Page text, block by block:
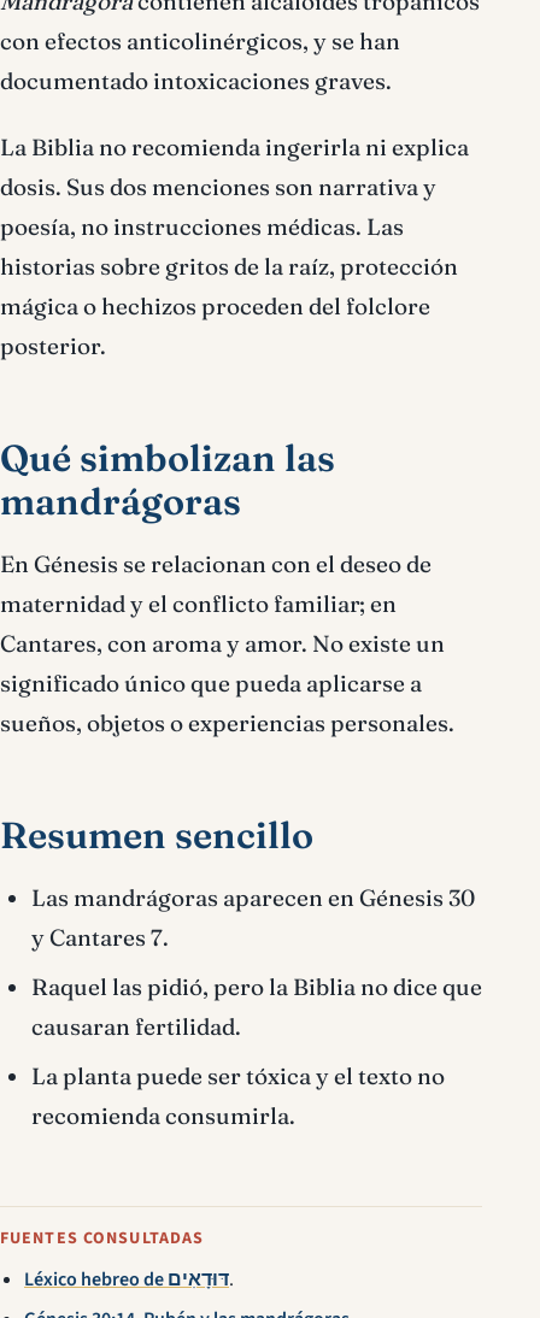
con efectos anticolinérgicos, y se han
documentado intoxicaciones graves.
La Biblia no recomienda ingerirla ni explica
dosis. Sus dos menciones son narrativa y
poesía, no instrucciones médicas. Las
historias sobre gritos de la raíz, protección
mágica o hechizos proceden del folclore
posterior.
Qué simbolizan las
mandrágoras
En Génesis se relacionan con el deseo de
maternidad y el conflicto familiar; en
Cantares, con aroma y amor. No existe un
significado único que pueda aplicarse a
sueños, objetos o experiencias personales.
Resumen sencillo
Las mandrágoras aparecen en Génesis 30
y Cantares 7.
Raquel las pidió, pero la Biblia no dice que
causaran fertilidad.
La planta puede ser tóxica y el texto no
recomienda consumirla.
FUENTES CONSULTADAS
Léxico hebreo de דּוּדָאִים.